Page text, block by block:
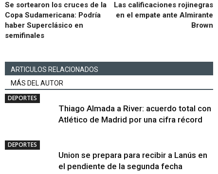
Se sortearon los cruces de la
Copa Sudamericana: Podría
haber Superclásico en
semifinales
Las calificaciones rojinegras
en el empate ante Almirante
Brown
ARTICULOS RELACIONADOS
MÁS DEL AUTOR
DEPORTES
Thiago Almada a River: acuerdo total con
Atlético de Madrid por una cifra récord
DEPORTES
Union se prepara para recibir a Lanús en
el pendiente de la segunda fecha